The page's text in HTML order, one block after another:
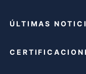
ÚLTIMAS